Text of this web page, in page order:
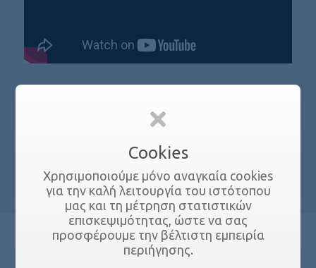
Με Ενδιαφέρει
Tags:
Cookies
Χρησιμοποιούμε μόνο αναγκαία cookies
για την καλή λειτουργία του ιστότοπου
μας και τη μέτρηση στατιστικών
επισκεψιμότητας, ώστε να σας
προσφέρουμε την βέλτιστη εμπειρία
περιήγησης.